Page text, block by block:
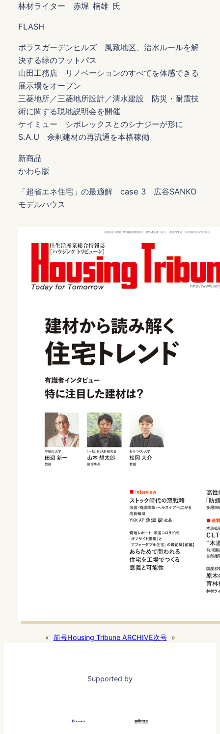
林材ライター 赤堀 楠雄 氏
FLASH
ポラスガーデンヒルズ 風致地区、治水ルールを解
決する緑のフットパス
山田工務店 リノベーションのすべてを体感できる
展示場をオープン
三菱地所／三菱地所設計／清水建設 防災・耐震技
術に関する現地説明会を開催
ケイミュー シポレックスとのシナジーが形に
S.A.U 余剰建材の再流通を本格稼働
新商品
かわら版
「超省エネ住宅」の最適解 case 3 広谷SANKO
モデルハウス
« 前号Housing Tribune ARCHIVE次号 »
Supported by